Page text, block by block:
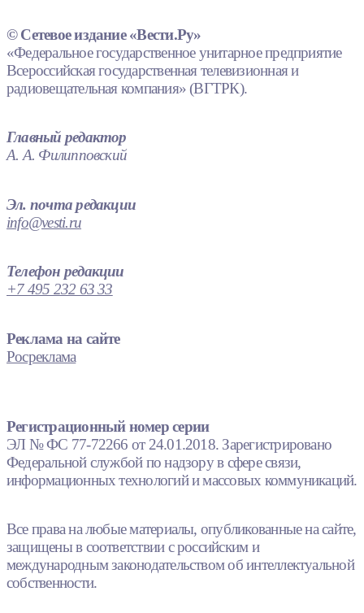
© Сетевое издание «Вести.Ру»
«Федеральное государственное унитарное предприятие
Всероссийская государственная телевизионная и
радиовещательная компания» (ВГТРК).
Главный редактор
А. А. Филипповский
Эл. почта редакции
info@vesti.ru
Телефон редакции
+7 495 232 63 33
Реклама на сайте
Росреклама
Регистрационный номер серии
ЭЛ № ФС 77-72266 от 24.01.2018. Зарегистрировано
Федеральной службой по надзору в сфере связи,
информационных технологий и массовых коммуникаций.
Все права на любые материалы, опубликованные на сайте,
защищены в соответствии с российским и
международным законодательством об интеллектуальной
собственности.